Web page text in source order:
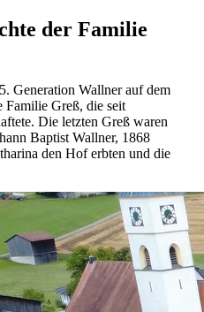
der Familie
Generation Wallner auf dem
Familie Greß, die seit
Die letzten Greß waren
Baptist Wallner, 1868
den Hof erbten und die